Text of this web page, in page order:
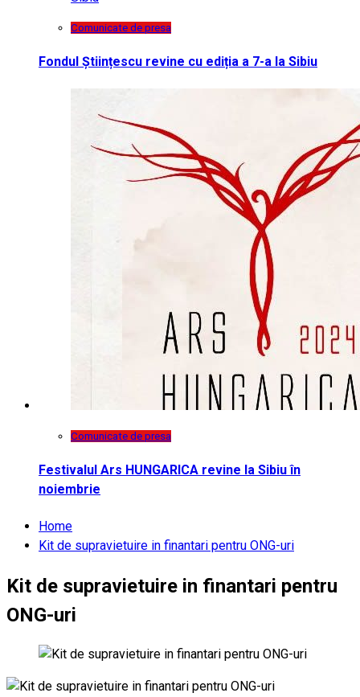
Comunicate de presa
Fondul Științescu revine cu ediția a 7-a la Sibiu
Comunicate de presa
Festivalul Ars HUNGARICA revine la Sibiu în
noiembrie
Home
Kit de supravietuire in finantari pentru ONG-uri
Kit de supravietuire in finantari pentru
ONG-uri